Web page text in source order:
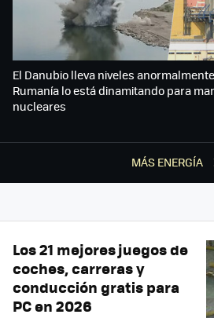
MÁS ENERGÍA
El Danubio lleva niveles
Rumanía lo está dinamitando para
nucleares
Los 21 mejores juegos de
coches, carreras y
conducción gratis para
PC en 2026